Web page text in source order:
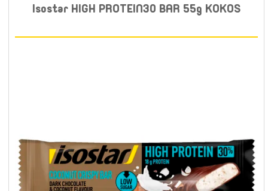
Isostar HIGH PROTEIN30 BAR 55g KOKOS